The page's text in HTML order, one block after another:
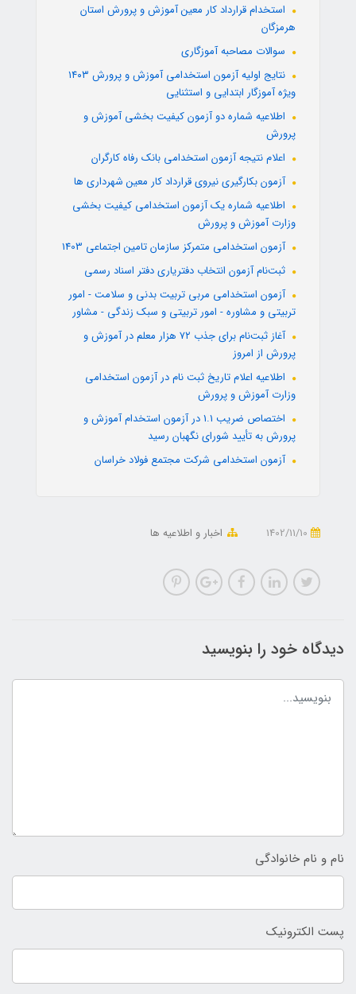
استخدام قرارداد کار معین آموزش و پرورش استان
هرمزگان
سوالات مصاحبه آموزگاری
نتایج اولیه آزمون استخدامی آموزش و پرورش ۱۴۰۳
ویژه آموزگار ابتدایی و استثنایی
اطلاعیه شماره دو آزمون کیفیت بخشی آموزش و
پرورش
اعلام نتیجه آزمون استخدامی بانک رفاه کارگران
آزمون بکارگیری نیروی قرارداد کار معین شهرداری ها
اطلاعیه شماره یک آزمون استخدامی کیفیت بخشی
وزارت آموزش و پرورش
آزمون استخدامی متمرکز سازمان تامین اجتماعی 1403
ثبت‌نام آزمون انتخاب دفتریاری دفتر اسناد رسمی
آزمون استخدامی مربی تربیت بدنی و سلامت - امور
تربیتی و مشاوره - امور تربیتی و سبک زندگی - مشاور
آغاز ثبت‌نام برای جذب ۷۲ هزار معلم در آموزش و
پرورش از امروز
اطلاعیه اعلام تاریخ ثبت نام در آزمون استخدامی
وزارت آموزش و پرورش
اختصاص ضریب 1.1 در آزمون استخدام آموزش و
پرورش به تأیید شورای نگهبان رسید
آزمون استخدامی شرکت مجتمع فولاد خراسان
اخبار و اطلاعیه ها
دیدگاه خود را بنویسید
نام و نام خانوادگی
پست الکترونیک